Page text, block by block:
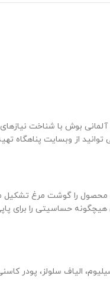
بوش با شناخت
توانید از وبسایت پناهگاه
می تواند برای هر پاپی جذاب باشد و اشتهای آن ها را به خوبی
حساسیتی را برای
الیاف سلولز، پودر